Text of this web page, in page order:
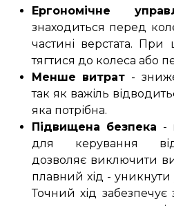
Ергономічне
знаходиться перед
частині верстата.
тягтися до колеса або
Менше витрат -
так як важіль
яка потрібна.
Підвищена безпека -
для керування
дозволяє виключити
плавний хід -
Точний хід